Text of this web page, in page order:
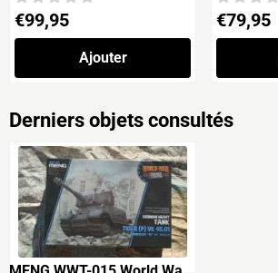
Armee Anglaise 1812-
1815 Artillerie de
Campagne
Prix: 99,95
€99,95
Ajouter
Excavator
Prix: 79,95
€79,95
Derniers objets consultés